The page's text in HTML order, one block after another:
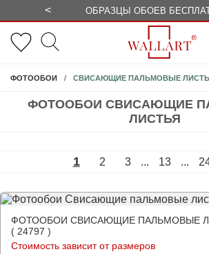
< ОБРАЗЦЫ ОБОЕВ
ФОТООБОИ СВИСАЮЩИЕ
ЛИСТЬЯ
ФОТООБОИ СВИСАЮЩИЕ ПАЛЬМОВЫЕ
1 2 3 ... 13 ...
ФОТООБОИ СВИСАЮЩИЕ ПАЛЬМОВЫЕ
( 24797 )
Стоимость зависит от размеров